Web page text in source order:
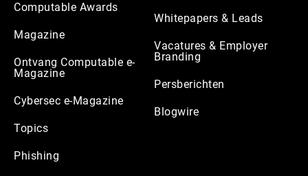
Computable Awards
Magazine
Ontvang Computable e-
Magazine
Cybersec e-Magazine
Topics
Phishing
Whitepapers & Leads
Vacatures & Employer
Branding
Persberichten
Blogwire